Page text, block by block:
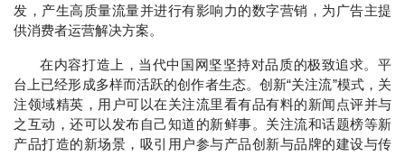
发，产生高质量流量并进行有影响力的数字营销，为广告主提
供消费者运营解决方案。
在内容打造上，当代中国网坚坚持对品质的极致追求。平
台上已经形成多样而活跃的创作者生态。创新“关注流”模式，关
注领域精英，用户可以在关注流里看有品有料的新闻点评并与
之互动，还可以发布自己知道的新鲜事。关注流和话题榜等新
产品打造的新场景，吸引用户参与产品创新与品牌的建设与传